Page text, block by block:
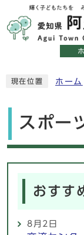
現在位置 ホーム
スポー
おすす
8月2日